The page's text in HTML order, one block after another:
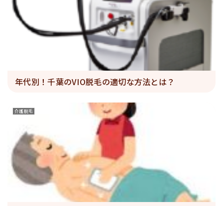
年代別！千葉のVIO脱毛の適切な方法とは？
介護脱毛